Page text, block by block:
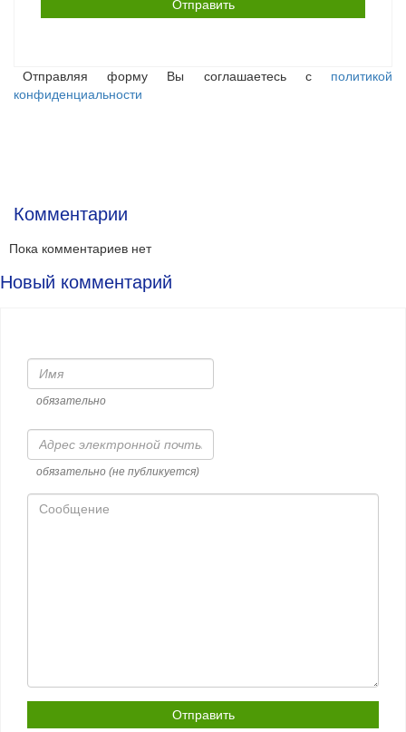
Отправляя форму Вы соглашаетесь с политикой
конфиденциальности
Комментарии
Пока комментариев нет
Новый комментарий
Имя
обязательно
Адрес
электронной
почты
обязательно (не публикуется)
Сообщение